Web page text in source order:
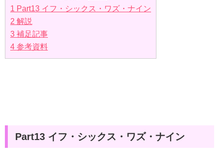
1 Part13 イフ・シックス・ワズ・ナイン
2 解説
3 補足記事
4 参考資料
Part13 イフ・シックス・ワズ・ナイン